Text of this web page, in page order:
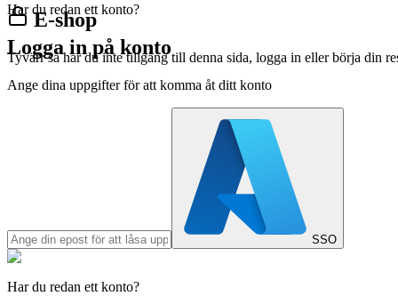
E-shop
Tyvärr så har du inte tillgång till denna sida, logga in eller börja din
Har du redan ett konto?
Logga in på konto
Ange dina uppgifter för att komma åt ditt konto
SSO
Har du redan ett konto?